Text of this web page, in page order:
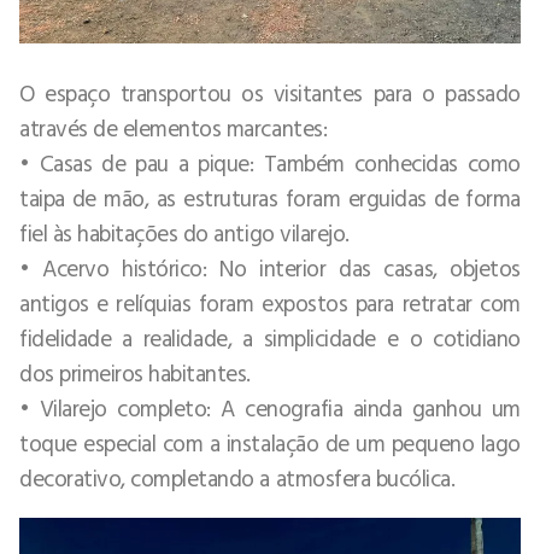
O espaço transportou os visitantes para o passado
através de elementos marcantes:
• Casas de pau a pique: Também conhecidas como
taipa de mão, as estruturas foram erguidas de forma
fiel às habitações do antigo vilarejo.
• Acervo histórico: No interior das casas, objetos
antigos e relíquias foram expostos para retratar com
fidelidade a realidade, a simplicidade e o cotidiano
dos primeiros habitantes.
• Vilarejo completo: A cenografia ainda ganhou um
toque especial com a instalação de um pequeno lago
decorativo, completando a atmosfera bucólica.